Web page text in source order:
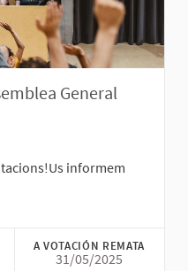
General
informem
A VOTACIÓN REMATA
31/05/2025